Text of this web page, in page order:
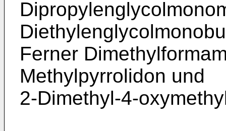
Ferner
Methylpyr­rolidon und
2-Dimethyl-4-